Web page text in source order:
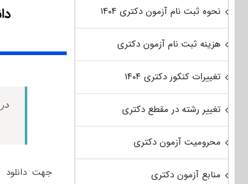
نحوه ثبت نام آزمون دکتری ۱۴۰۴
هزینه ثبت نام آزمون دکتری
تغییرات کنکور دکتری ۱۴۰۴
تغییر رشته در مقطع دکتری
محرومیت آزمون دکتری
منابع آزمون دکتری